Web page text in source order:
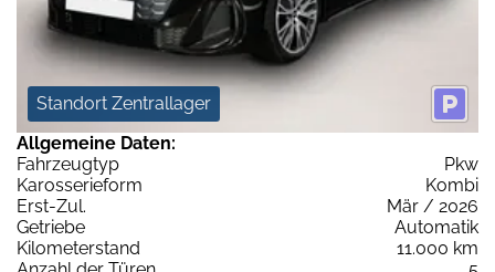
Standort Zentrallager
Allgemeine Daten:
Fahrzeugtyp
Pkw
Karosserieform
Kombi
Erst-Zul.
Mär / 2026
Getriebe
Automatik
Kilometerstand
11.000 km